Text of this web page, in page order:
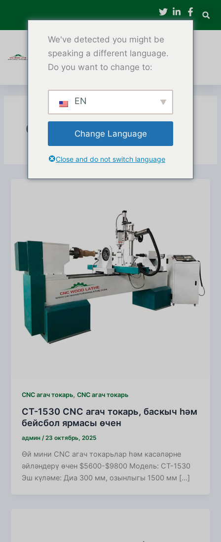
CNC агач токарь
CNC агач токарь,CNC агач токарь
CT-1530 CNC агач токарь, баскыч һәм
бейсбол ярмасы өчен
админ/23 октябрь, 2025
Өй мини CNC агач токарьлар һәм касәләрне
әйләндерү өчен $5600-$9800 Модель: CT-1530
Эш күләме: Диа 300 мм, озынлыгы 1500 мм […]
We've detected you might be
speaking a different language.
Do you want to change to:
EN
Change Language
Close and do not switch language